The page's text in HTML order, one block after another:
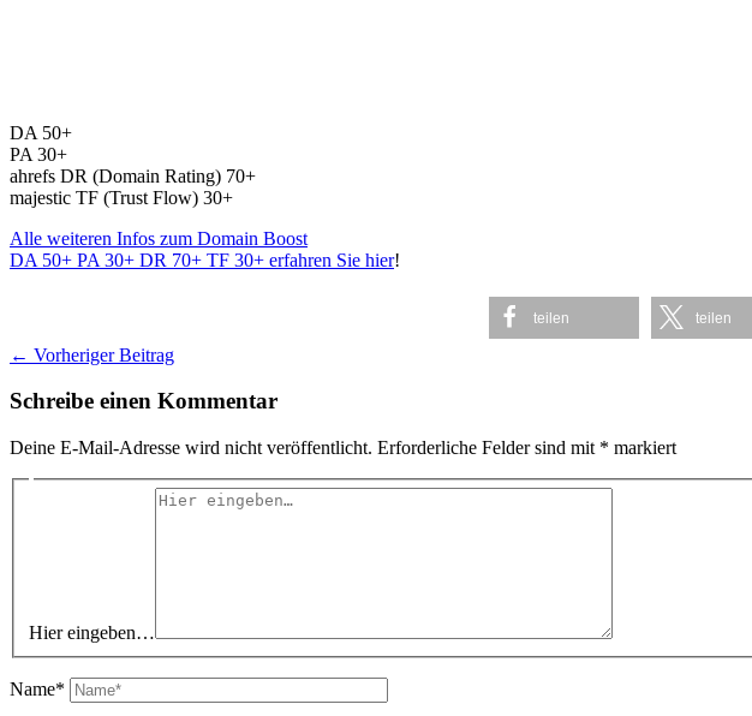
DA 50+
PA 30+
ahrefs DR (Domain Rating) 70+
majestic TF (Trust Flow) 30+
Alle weiteren Infos zum Domain Boost
DA 50+ PA 30+ DR 70+ TF 30+ erfahren Sie hier!
teilen teilen
← Vorheriger Beitrag
Schreibe einen Kommentar
Deine E-Mail-Adresse wird nicht veröffentlicht. Erforderliche Felder sind mit * markiert
Hier eingeben…
Name*